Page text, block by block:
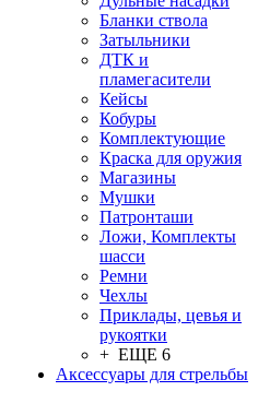
Бланки ствола
Затыльники
ДТК и
пламегасители
Кейсы
Кобуры
Комплектующие
Краска для оружия
Магазины
Мушки
Патронташи
Ложи, Комплекты
шасси
Ремни
Чехлы
Приклады, цевья и
рукоятки
+ ЕЩЕ 6
Аксессуары для стрельбы